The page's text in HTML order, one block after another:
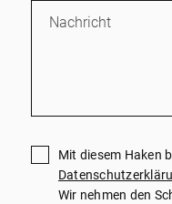
Mit diesem Haken
Wir nehmen den